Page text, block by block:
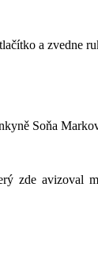
a zvedne
Soňa
zde avizoval